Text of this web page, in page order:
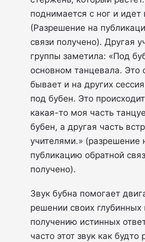
поднимается с ног и идет
(Разрешение на
связи получено). Другая
группы заметила: «Под
основном танцевала. Это
бывает и на других
под бубен. Это
какая-то моя часть
бубен, а другая часть
учителями.» (разрешение
публикацию обратной
получено).
Звук бубна помогает
решении своих глубинных
получению истинных
часто этот звук как